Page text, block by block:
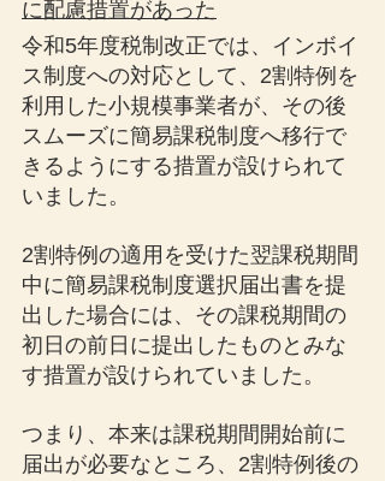
に配慮措置があった
令和5年度税制改正では、インボイ
ス制度への対応として、2割特例を
利用した小規模事業者が、その後
スムーズに簡易課税制度へ移行で
きるようにする措置が設けられて
いました。
2割特例の適用を受けた翌課税期間
中に簡易課税制度選択届出書を提
出した場合には、その課税期間の
初日の前日に提出したものとみな
す措置が設けられていました。
つまり、本来は課税期間開始前に
届出が必要なところ、2割特例後の